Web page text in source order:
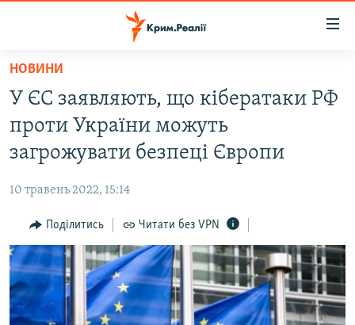
Перейти
основного
матеріалу
Перейти
до
основної
навігації
Перейти
до
пошуку
ВІДЕО ТА ФОТО
БЛОГИ
ПОГЛЯД
ІНТЕРВ'Ю
ВСЕ ЗА ДЕНЬ
СПЕЦПРОЕКТИ
НОВИНИ
У ЄС заявляють, що кібератаки РФ
проти України можуть
загрожувати безпеці Європи
10 травень 2022, 15:14
Поділитись Читати без VPN